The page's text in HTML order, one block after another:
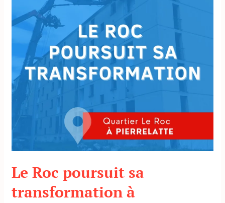
Le Roc poursuit sa
transformation à
transformation
à
Pierrelatte